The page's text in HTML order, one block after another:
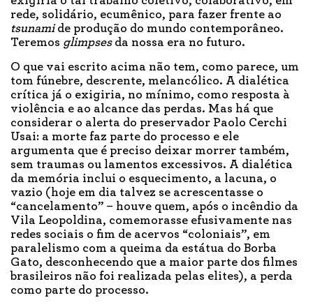
rede, solidário, ecumênico, para fazer frente ao
tsunamide produção do mundo contemporâneo.
Teremos glimpsesda nossa era no futuro.
O que vai escrito acima não tem, como parece, um
tom fúnebre, descrente, melancólico. A dialética
crítica já o exigiria, no mínimo, como resposta à
violência e ao alcance das perdas. Mas há que
considerar o alerta do preservador Paolo Cerchi
Usai: a morte faz parte do processo e ele
argumenta que é preciso deixar morrer também,
sem traumas ou lamentos excessivos. A dialética
da memória inclui o esquecimento, a lacuna, o
vazio (hoje em dia talvez se acrescentasse o
“cancelamento” – houve quem, após o incêndio da
Vila Leopoldina, comemorasse efusivamente nas
redes sociais o fim de acervos “coloniais”, em
paralelismo com a queima da estátua do Borba
Gato, desconhecendo que a maior parte dos filmes
brasileiros não foi realizada pelas elites), a perda
como parte do processo.